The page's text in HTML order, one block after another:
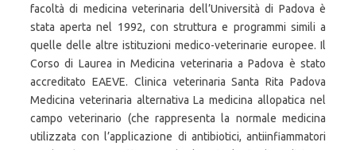
facoltà di medicina veterinaria dell’Università di Padova è
stata aperta nel 1992, con struttura e programmi simili a
quelle delle altre istituzioni medico-veterinarie europee. Il
Corso di Laurea in Medicina veterinaria a Padova è stato
accreditato EAEVE. Clinica veterinaria Santa Rita Padova
Medicina veterinaria alternativa La medicina allopatica nel
campo veterinario (che rappresenta la normale medicina
utilizzata con l’applicazione di antibiotici, antiinfiammatori